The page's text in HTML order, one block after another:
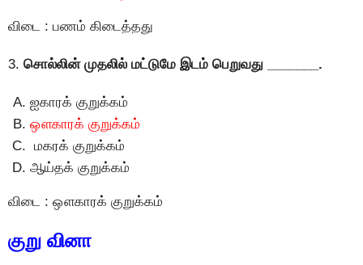
விடை : பணம் கிடைத்தது
3. சொல்லின் முதலில் மட்டுமே இடம் பெறுவது _______.
ஐகாரக் குறுக்கம்
ஔகாரக் குறுக்கம்
மகரக் குறுக்கம்
ஆய்தக் குறுக்கம்
விடை : ஔகாரக் குறுக்கம்
குறு வினா